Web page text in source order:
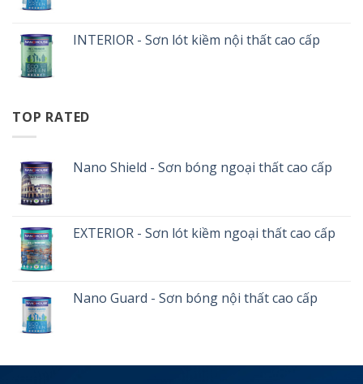
INTERIOR - Sơn lót kiềm nội thất cao cấp
TOP RATED
Nano Shield - Sơn bóng ngoại thất cao cấp
EXTERIOR - Sơn lót kiềm ngoại thất cao cấp
Nano Guard - Sơn bóng nội thất cao cấp